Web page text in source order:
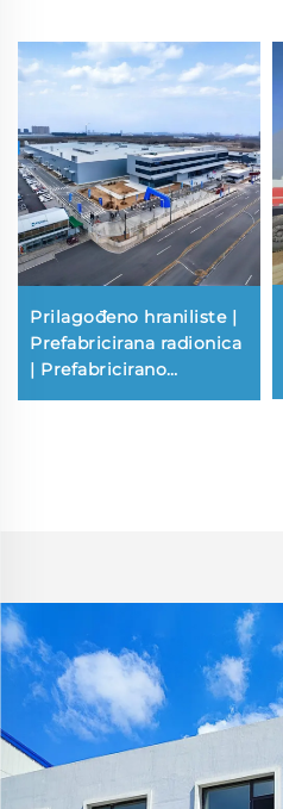
Prilagođeno hraniliste |
Prefabricirana radionica
| Prefabricirano
skladište u metalu |